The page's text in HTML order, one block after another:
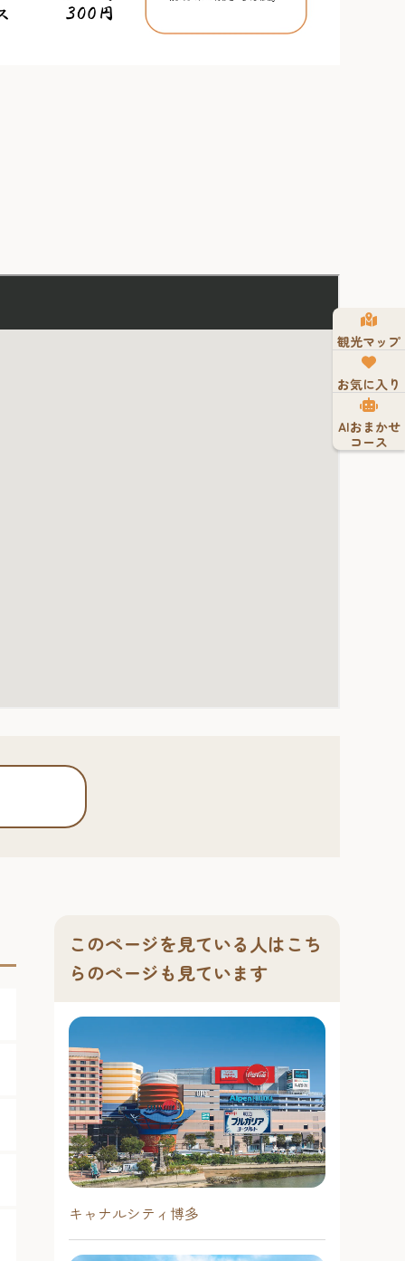
このページを見ている人はこち
らのページも見ています
キャナルシティ博多
観光マップ
お気に入り
AIおまかせ
コース